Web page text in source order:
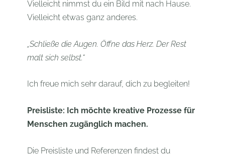
Vielleicht nimmst du ein Bild mit nach Hause.
Vielleicht etwas ganz anderes.
„Schließe die Augen. Öffne das Herz. Der Rest
malt sich selbst.“
Ich freue mich sehr darauf, dich zu begleiten!
Preisliste: Ich möchte kreative Prozesse für
Menschen zugänglich machen.
Die Preisliste und Referenzen findest du